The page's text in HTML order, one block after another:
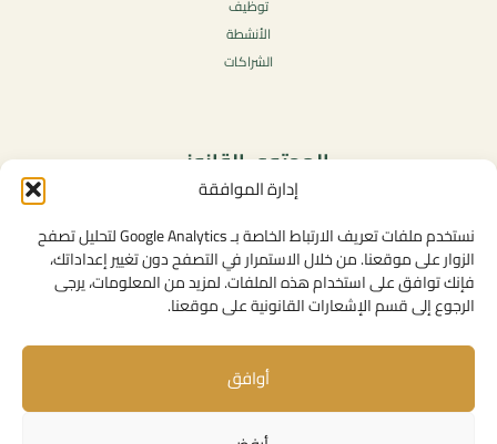
إدارة الموافقة
نستخدم ملفات تعريف الارتباط الخاصة بـ Google Analytics لتحليل تصفح
الزوار على موقعنا. من خلال الاستمرار في التصفح دون تغيير إعداداتك،
فإنك توافق على استخدام هذه الملفات. لمزيد من المعلومات، يرجى
الرجوع إلى قسم الإشعارات القانونية على موقعنا.
أوافق
توظيف
الأنشطة
الشراكات
المحتوى القانوني
سياسة الخصوصية
شروط الاستخدام العامة
الإشعارات القانونية
سياسة ملفات تعريف الارتباط (الكوكيز)
روابط مفيدة
الإتصال بنا